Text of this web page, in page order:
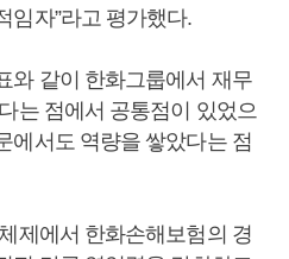
임자”라고 평가했다.
와 같이 한화그룹에서 재무
는 점에서 공통점이 있었으
에서도 역량을 쌓았다는 점
제에서 한화손해보험의 경